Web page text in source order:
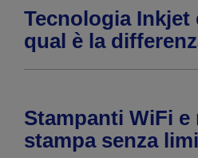
Tecnologia Inkjet
qual è la
Stampanti WiFi e
stampa senza